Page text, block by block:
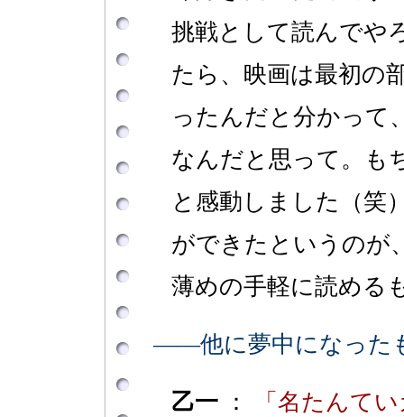
挑戦として読んでや
たら、映画は最初の
ったんだと分かって
なんだと思って。も
と感動しました（笑
ができたというのが
薄めの手軽に読める
――他に夢中になった
乙一 ：
「名たんて